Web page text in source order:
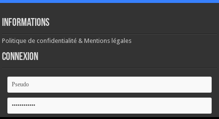
Informations
Politique de confidentialité & Mentions légales
Connexion